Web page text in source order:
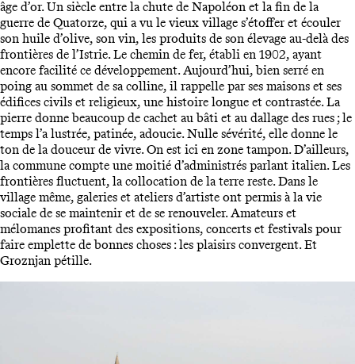
âge d’or. Un siècle entre la chute de Napoléon et la fin de la
guerre de Quatorze, qui a vu le vieux village s’étoffer et écouler
son huile d’olive, son vin, les produits de son élevage au-delà des
frontières de l’Istrie. Le chemin de fer, établi en 1902, ayant
encore facilité ce développement. Aujourd’hui, bien serré en
poing au sommet de sa colline, il rappelle par ses maisons et ses
édifices civils et religieux, une histoire longue et contrastée. La
pierre donne beaucoup de cachet au bâti et au dallage des rues ; le
temps l’a lustrée, patinée, adoucie. Nulle sévérité, elle donne le
ton de la douceur de vivre. On est ici en zone tampon. D’ailleurs,
la commune compte une moitié d’administrés parlant italien. Les
frontières fluctuent, la collocation de la terre reste. Dans le
village même, galeries et ateliers d’artiste ont permis à la vie
sociale de se maintenir et de se renouveler. Amateurs et
mélomanes profitant des expositions, concerts et festivals pour
faire emplette de bonnes choses : les plaisirs convergent. Et
Groznjan pétille.